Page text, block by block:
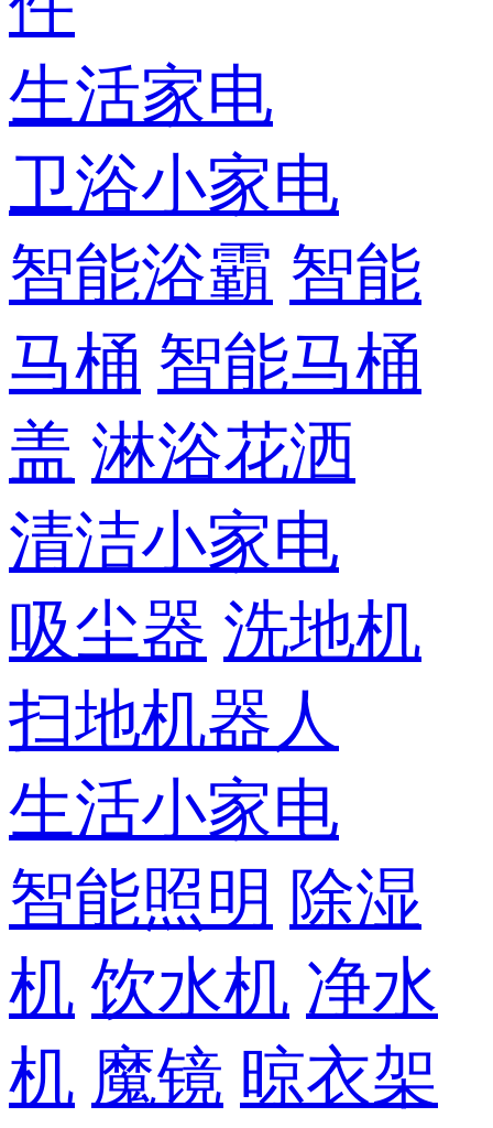
生活家电
卫浴小家电
智能浴霸 智能
马桶 智能马桶
盖 淋浴花洒
清洁小家电
吸尘器 洗地机
扫地机器人
生活小家电
智能照明 除湿
机 饮水机 净水
机 魔镜 晾衣架